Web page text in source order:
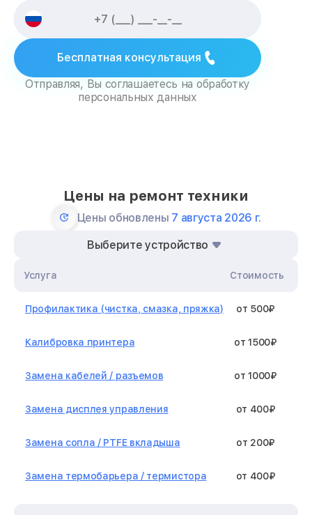
Бесплатная консультация
Отправляя, Вы соглашаетесь на обработку
персональных данных
Цены на ремонт техники
Цены обновлены 7 августа 2026 г.
Выберите устройство
Услуга Стоимость
Профилактика (чистка, смазка, пряжка) от 500₽
Калибровка принтера от 1500₽
Замена кабелей / разъемов от 1000₽
Замена дисплея управления от 400₽
Замена сопла / PTFE вкладыша от 200₽
Замена термобарьера / термистора от 400₽